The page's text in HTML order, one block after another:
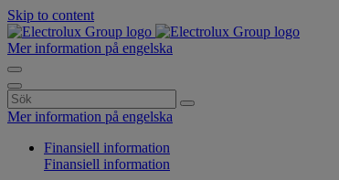
Skip to content
Mer information på engelska
Search
for:
Mer information på engelska
Finansiell information
Finansiell information